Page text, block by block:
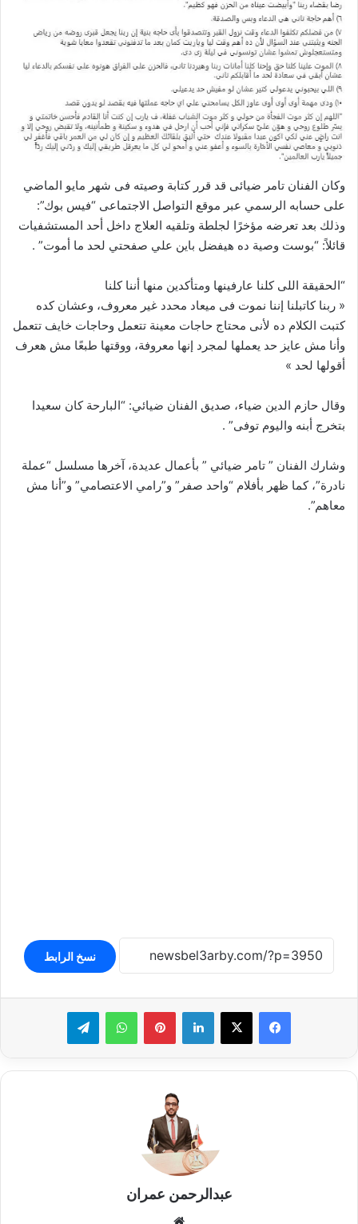
وكان الفنان تامر ضيائى قد قرر كتابة وصيته فى شهر مايو الماضي
على حسابه الرسمي عبر موقع التواصل الاجتماعى “فيس بوك”:
وذلك بعد تعرضه مؤخرًا لجلطة وتلقيه العلاج داخل أحد المستشفيات
قائلاً: “بوست وصية ده هيفضل باين علي صفحتي لحد ما أموت” .
“الحقيقة اللى كلنا عارفينها ومتأكدين منها أننا كلنا
« ربنا كاتبلنا إننا نموت فى ميعاد محدد غير معروف، وعشان كده
كتبت الكلام ده لأنى محتاج حاجات معينة تتعمل وحاجات خايف تتعمل
وأنا مش عايز حد يعملها لمجرد إنها معروفة، ووقتها طبعًا مش هعرف
أقولها لحد »
وقال حازم الدين ضياء، صديق الفنان ضيائي: “البارحة كان سعيدا
بتخرج أبنه واليوم توفى” .
وشارك الفنان ” تامر ضيائي ” بأعمال عديدة، آخرها مسلسل “عملة
نادرة”، كما ظهر بأفلام “واحد صفر” و”رامي الاعتصامي” و”أنا مش
معاهم”.
نسخ الرابط
لينكدإن بينتيريستواتساب تيلقرام
عبدالرحمن عمران